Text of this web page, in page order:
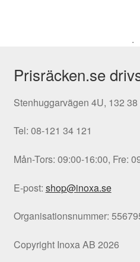
.
Prisräcken.se
Stenhuggarvägen 4U, 132
Tel: 08-121 34 121
Mån-Tors: 09:00-16:00, Fre:
E-post: shop@inoxa.se
Organisationsnummer:
Copyright Inoxa AB 2026